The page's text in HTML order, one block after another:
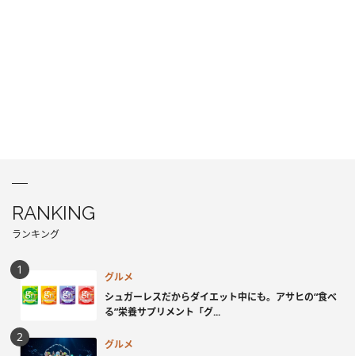
RANKING
ランキング
グルメ
シュガーレスだからダイエット中にも。アサヒの“食べ
る”栄養サプリメント「グ...
グルメ